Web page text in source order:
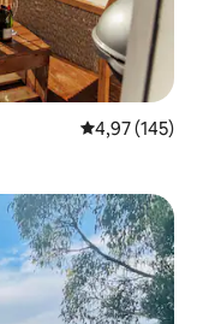
4,97 de uma
4,97 (145)